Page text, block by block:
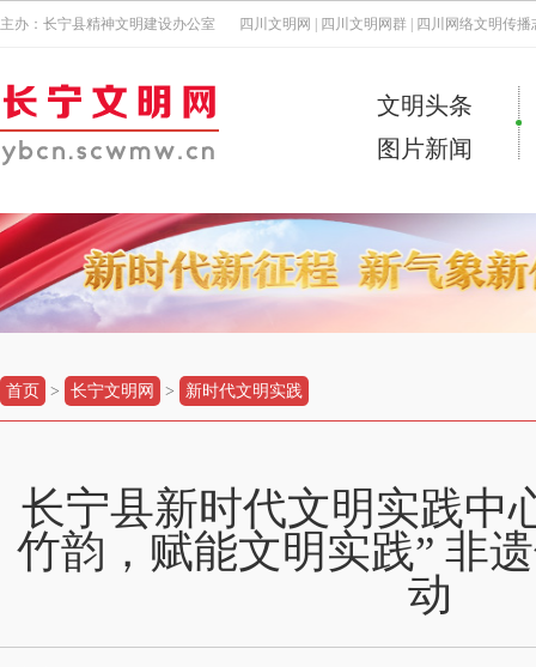
主办：长宁县精神文明建设办公室 四川文明网 四川文明网群 四川网络文明传
文明头条
图片新闻
首页 > 长宁文明网 > 新时代文明实践
长宁县新时代文明实践中
竹韵，赋能文明实践” 非
动